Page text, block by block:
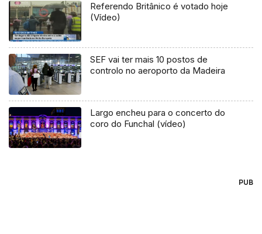
Referendo Britânico é votado hoje
(Vídeo)
SEF vai ter mais 10 postos de
controlo no aeroporto da Madeira
Largo encheu para o concerto do
coro do Funchal (vídeo)
PUB